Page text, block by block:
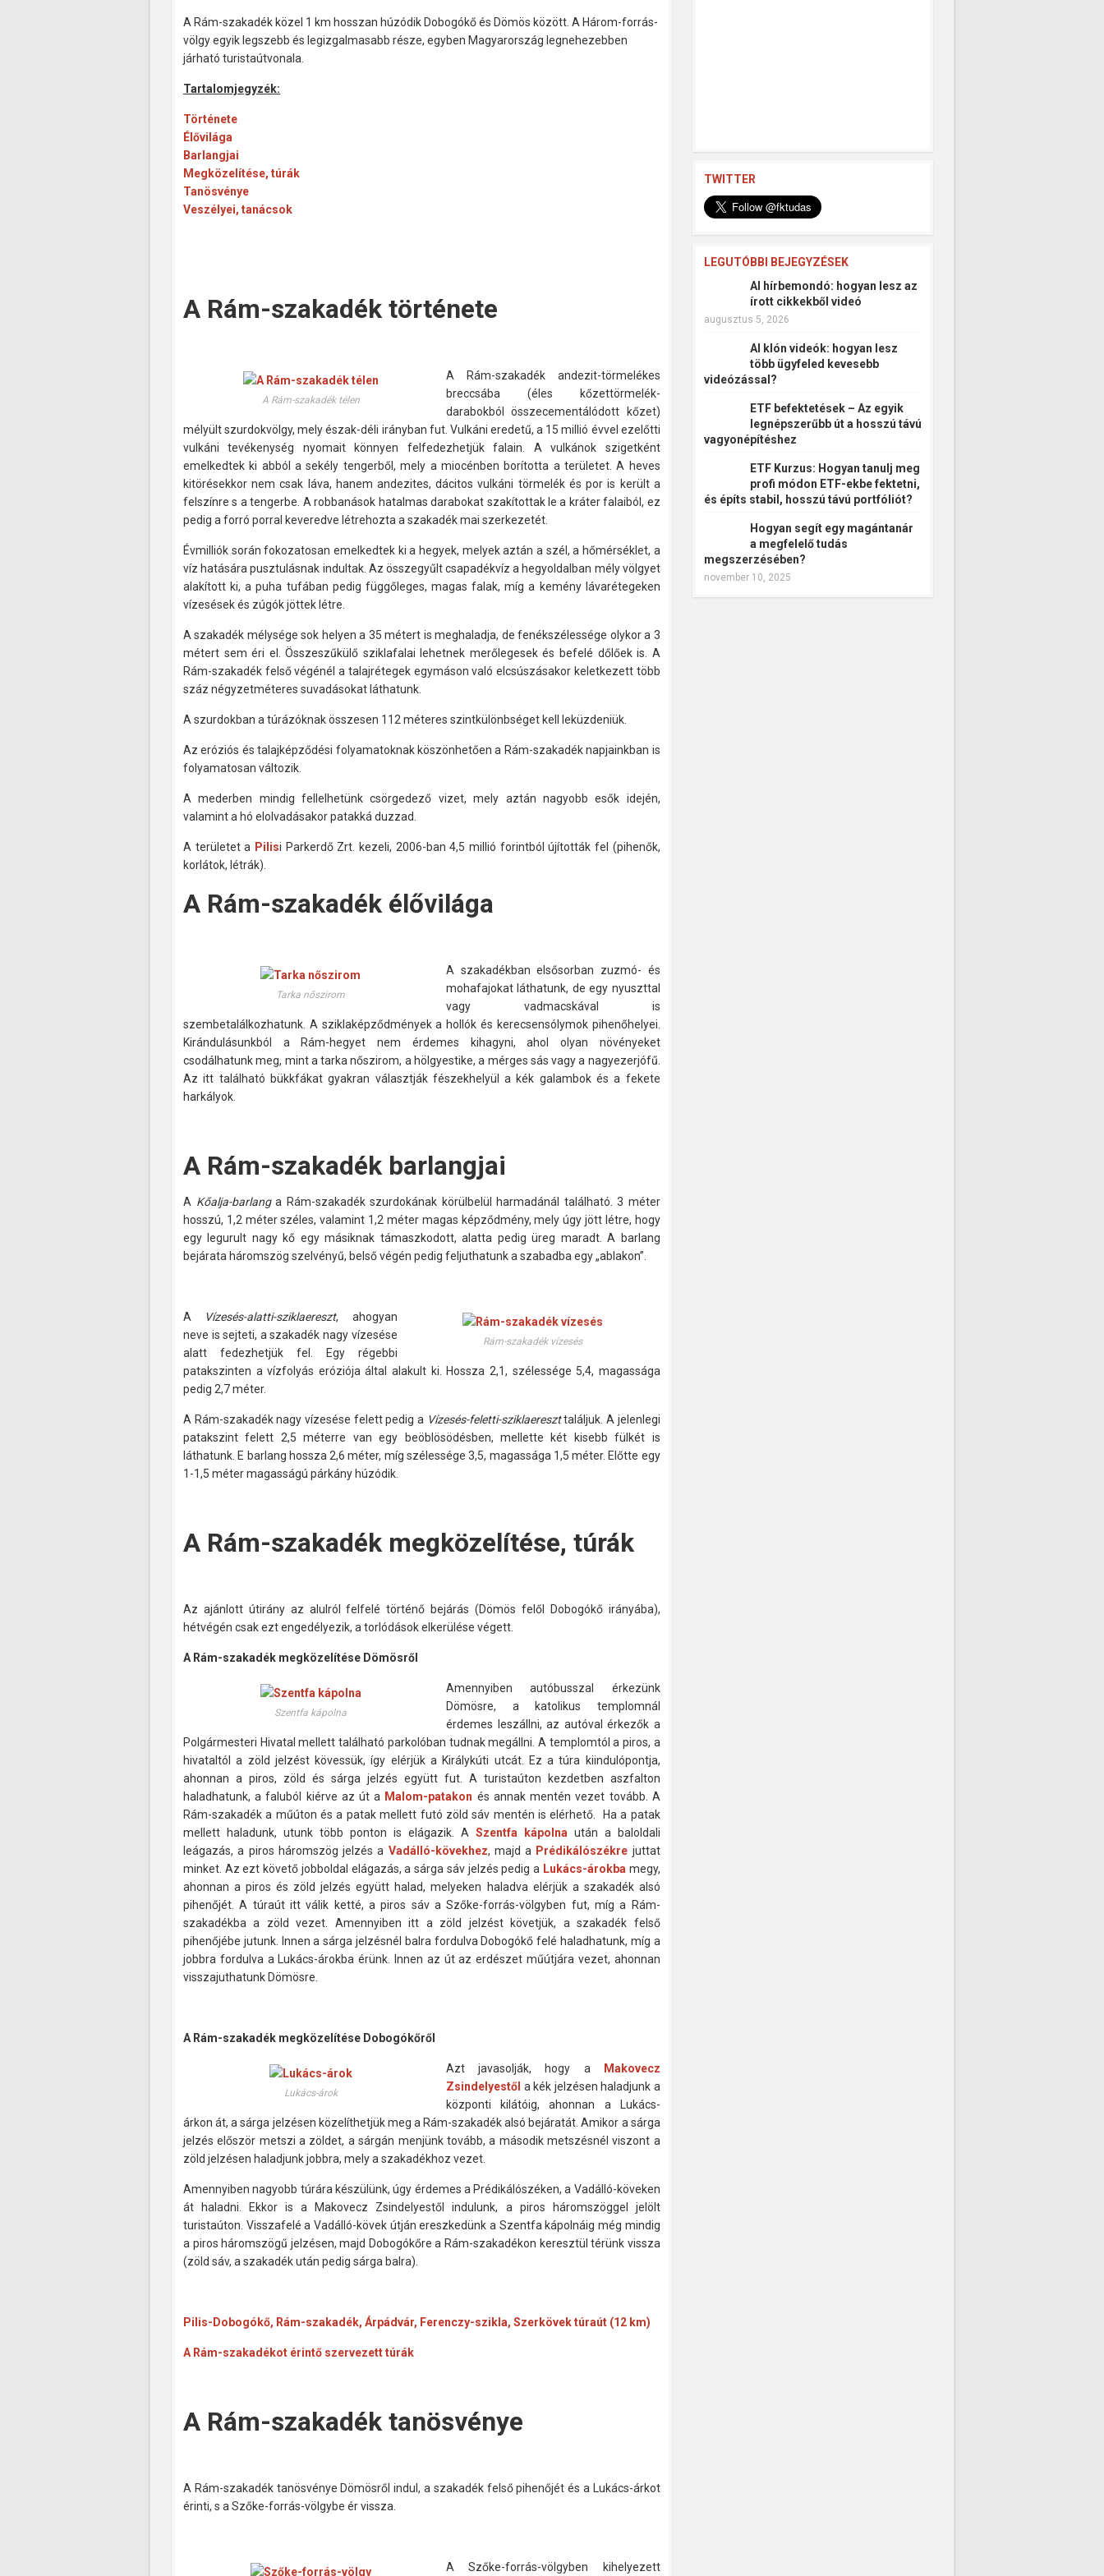
A Rám-szakadék közel 1 km hosszan húzódik Dobogókő és Dömös között. A Három-forrás-
völgy egyik legszebb és legizgalmasabb része, egyben Magyarország legnehezebben
járható turistaútvonala.
Tartalomjegyzék:
Története
Élővilága
Barlangjai
Megközelítése, túrák
Tanösvénye
Veszélyei, tanácsok
A Rám-szakadék története
A Rám-szakadék télen
A Rám-szakadék andezit-törmelékes
breccsába (éles kőzettörmelék-
darabokból összecementálódott kőzet)
mélyült szurdokvölgy, mely észak-déli irányban fut. Vulkáni eredetű, a 15 millió évvel ezelőtti
vulkáni tevékenység nyomait könnyen felfedezhetjük falain. A vulkánok szigetként
emelkedtek ki abból a sekély tengerből, mely a miocénben borította a területet. A heves
kitörésekkor nem csak láva, hanem andezites, dácitos vulkáni törmelék és por is került a
felszínre s a tengerbe. A robbanások hatalmas darabokat szakítottak le a kráter falaiból, ez
pedig a forró porral keveredve létrehozta a szakadék mai szerkezetét.
Évmilliók során fokozatosan emelkedtek ki a hegyek, melyek aztán a szél, a hőmérséklet, a
víz hatására pusztulásnak indultak. Az összegyűlt csapadékvíz a hegyoldalban mély völgyet
alakított ki, a puha tufában pedig függőleges, magas falak, míg a kemény lávarétegeken
vízesések és zúgók jöttek létre.
A szakadék mélysége sok helyen a 35 métert is meghaladja, de fenékszélessége olykor a 3
métert sem éri el. Összeszűkülő sziklafalai lehetnek merőlegesek és befelé dőlőek is. A
Rám-szakadék felső végénél a talajrétegek egymáson való elcsúszásakor keletkezett több
száz négyzetméteres suvadásokat láthatunk.
A szurdokban a túrázóknak összesen 112 méteres szintkülönbséget kell leküzdeniük.
Az eróziós és talajképződési folyamatoknak köszönhetően a Rám-szakadék napjainkban is
folyamatosan változik.
A mederben mindig fellelhetünk csörgedező vizet, mely aztán nagyobb esők idején,
valamint a hó elolvadásakor patakká duzzad.
A területet a Pilisi Parkerdő Zrt. kezeli, 2006-ban 4,5 millió forintból újították fel (pihenők,
korlátok, létrák).
A Rám-szakadék élővilága
Tarka nőszirom
A szakadékban elsősorban zuzmó- és
mohafajokat láthatunk, de egy nyuszttal
vagy vadmacskával is
szembetalálkozhatunk. A sziklaképződmények a hollók és kerecsensólymok pihenőhelyei.
Kirándulásunkból a Rám-hegyet nem érdemes kihagyni, ahol olyan növényeket
csodálhatunk meg, mint a tarka nőszirom, a hölgyestike, a mérges sás vagy a nagyezerjófű.
Az itt található bükkfákat gyakran választják fészekhelyül a kék galambok és a fekete
harkályok.
A Rám-szakadék barlangjai
A Kőalja-barlanga Rám-szakadék szurdokának körülbelül harmadánál található. 3 méter
hosszú, 1,2 méter széles, valamint 1,2 méter magas képződmény, mely úgy jött létre, hogy
egy legurult nagy kő egy másiknak támaszkodott, alatta pedig üreg maradt. A barlang
bejárata háromszög szelvényű, belső végén pedig feljuthatunk a szabadba egy „ablakon”.
Rám-szakadék vízesés
A Vízesés-alatti-sziklaereszt, ahogyan
neve is sejteti, a szakadék nagy vízesése
alatt fedezhetjük fel. Egy régebbi
patakszinten a vízfolyás eróziója által alakult ki. Hossza 2,1, szélessége 5,4, magassága
pedig 2,7 méter.
A Rám-szakadék nagy vízesése felett pedig a Vízesés-feletti-sziklaereszttaláljuk. A jelenlegi
patakszint felett 2,5 méterre van egy beöblösödésben, mellette két kisebb fülkét is
láthatunk. E barlang hossza 2,6 méter, míg szélessége 3,5, magassága 1,5 méter. Előtte egy
1-1,5 méter magasságú párkány húzódik.
A Rám-szakadék megközelítése, túrák
Az ajánlott útirány az alulról felfelé történő bejárás (Dömös felől Dobogókő irányába),
hétvégén csak ezt engedélyezik, a torlódások elkerülése végett.
A Rám-szakadék megközelítése Dömösről
Szentfa kápolna
Amennyiben autóbusszal érkezünk
Dömösre, a katolikus templomnál
érdemes leszállni, az autóval érkezők a
Polgármesteri Hivatal mellett található parkolóban tudnak megállni. A templomtól a piros, a
hivataltól a zöld jelzést kövessük, így elérjük a Királykúti utcát. Ez a túra kiindulópontja,
ahonnan a piros, zöld és sárga jelzés együtt fut. A turistaúton kezdetben aszfalton
haladhatunk, a faluból kiérve az út a Malom-patakon és annak mentén vezet tovább. A
Rám-szakadék a műúton és a patak mellett futó zöld sáv mentén is elérhető. Ha a patak
mellett haladunk, utunk több ponton is elágazik. A Szentfa kápolna után a baloldali
leágazás, a piros háromszög jelzés a Vadálló-kövekhez, majd a Prédikálószékre juttat
minket. Az ezt követő jobboldal elágazás, a sárga sáv jelzés pedig a Lukács-árokba megy,
ahonnan a piros és zöld jelzés együtt halad, melyeken haladva elérjük a szakadék alsó
pihenőjét. A túraút itt válik ketté, a piros sáv a Szőke-forrás-völgyben fut, míg a Rám-
szakadékba a zöld vezet. Amennyiben itt a zöld jelzést követjük, a szakadék felső
pihenőjébe jutunk. Innen a sárga jelzésnél balra fordulva Dobogókő felé haladhatunk, míg a
jobbra fordulva a Lukács-árokba érünk. Innen az út az erdészet műútjára vezet, ahonnan
visszajuthatunk Dömösre.
A Rám-szakadék megközelítése Dobogókőről
Lukács-árok
Azt javasolják, hogy a
Makovecz
Zsindelyestől a kék jelzésen haladjunk a
központi kilátóig, ahonnan a Lukács-
árkon át, a sárga jelzésen közelíthetjük meg a Rám-szakadék alsó bejáratát. Amikor a sárga
jelzés először metszi a zöldet, a sárgán menjünk tovább, a második metszésnél viszont a
zöld jelzésen haladjunk jobbra, mely a szakadékhoz vezet.
Amennyiben nagyobb túrára készülünk, úgy érdemes a Prédikálószéken, a Vadálló-köveken
át haladni. Ekkor is a Makovecz Zsindelyestől indulunk, a piros háromszöggel jelölt
turistaúton. Visszafelé a Vadálló-kövek útján ereszkedünk a Szentfa kápolnáig még mindig
a piros háromszögű jelzésen, majd Dobogókőre a Rám-szakadékon keresztül térünk vissza
(zöld sáv, a szakadék után pedig sárga balra).
Pilis-Dobogókő, Rám-szakadék, Árpádvár, Ferenczy-szikla, Szerkövek túraút (12 km)
A Rám-szakadékot érintő szervezett túrák
A Rám-szakadék tanösvénye
A Rám-szakadék tanösvénye Dömösről indul, a szakadék felső pihenőjét és a Lukács-árkot
érinti, s a Szőke-forrás-völgybe ér vissza.
A Szőke-forrás-völgyben kihelyezett
TWITTER
LEGUTÓBBI BEJEGYZÉSEK
AI hírbemondó: hogyan lesz az
írott cikkekből videó
augusztus 5, 2026
AI klón videók: hogyan lesz
több ügyfeled kevesebb
videózással?
ETF befektetések – Az egyik
legnépszerűbb út a hosszú távú
vagyonépítéshez
ETF Kurzus: Hogyan tanulj meg
profi módon ETF-ekbe fektetni,
és építs stabil, hosszú távú portfóliót?
Hogyan segít egy magántanár
a megfelelő tudás
megszerzésében?
november 10, 2025